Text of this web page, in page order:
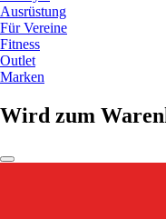
Ausrüstung
Für Vereine
Fitness
Outlet
Marken
Wird zum